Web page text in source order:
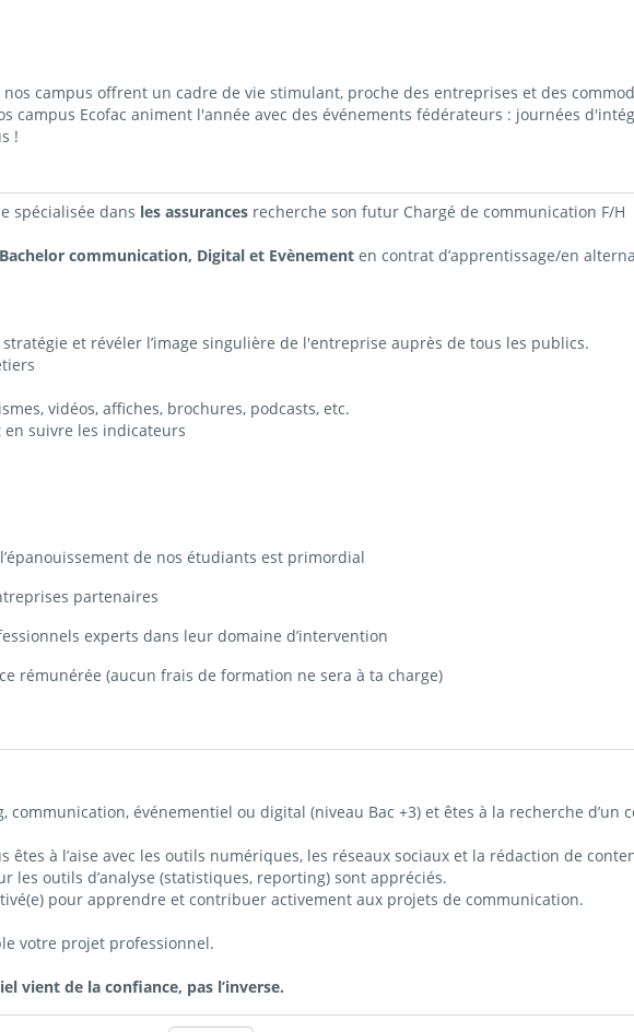
campus offrent un cadre de vie stimulant, proche des entreprises et des
campus Ecofac animent l'année avec des événements fédérateurs : journées
!
spécialisée dans les assurances recherche son futur Chargé de communication F/H
Bachelor communication, Digital et Evènement en contrat d’apprentissage/en
et révéler l’image singulière de l'entreprise auprès de tous les publics.
vidéos, affiches, brochures, podcasts, etc.
suivre les indicateurs
de nos étudiants est primordial
partenaires
experts dans leur domaine d’intervention
rémunérée (aucun frais de formation ne sera à ta charge)
communication, événementiel ou digital (niveau Bac +3) et êtes à la recherche
êtes à l’aise avec les outils numériques, les réseaux sociaux et la rédaction de
outils d’analyse (statistiques, reporting) sont appréciés.
pour apprendre et contribuer activement aux projets de communication.
votre projet professionnel.
vient de la confiance, pas l’inverse.